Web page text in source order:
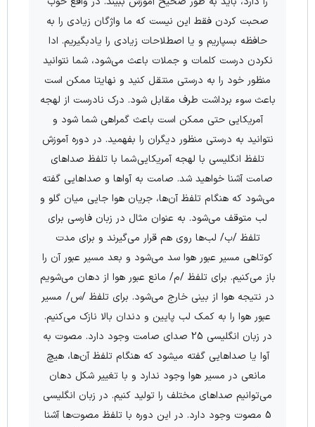
صحبت کردن فقط این نیست که ما واژگان زیادی را به
حافظه بسپاریم و یا اصطلاحات زیادی را یادبگیریم. ادا
نکردن درست کلمات و جملات باعث می‌شود، شما نتوانید
منظور خود را به درستی منتقل کنید و نهایتا ممکن است
باعث سوء برداشت طرف مقابل ‌شود. درک نادرست از لهجه
آمریکایی حتی ممکن است باعث گمراهی شما شود و
نتوانید به درستی منظور دیگران را بفهمید. در دوره آموزش
تلفظ انگلیسی با لهجه آمریکایی شما با تلفظ صداهای
صامت آشنا خواهید شد. صامت به آواها و صداهایی گفته
می‌شود که هنگام تلفظ آن‌ها، جریان هوا جایی میان گلو و
لب متوقف می‌شود. به عنوان مثال در زبان فارسی برای
تلفظ /ب/ لب‌ها روی هم قرار می‌گیرند و برای مدت
کوتاهی مسیر عبور هوا سد می‌شود و بعد مسیر عبور آن را
باز می‌کنیم. برای تلفظ /م/ مانع عبور هوا از دهان می‌شویم
در نتیجه هوا از بینی خارج می‌شود. برای تلفظ /س/ مسیر
عبور هوا را به کمک لب پایین و دندان بالا نازک می‌کنیم.
در زبان انگلیسی 25 صدای صامت وجود دارد. مصوت به
آوا یا صداهایی گفته میشود که هنگام تلفظ آن‌ها، هیچ
مانعی در مسیر هوا وجود ندارد و با تغییر شکل دهان
می‌توانیم صداهای مختلف را تولید کنیم. در زبان انگلیسی
5 مصوت وجود دارد. در این دوره با تلفظ مصوت‌ها آشنا